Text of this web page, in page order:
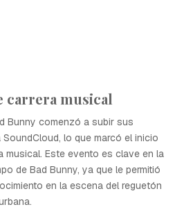
carrera musical
Bunny comenzó a subir sus
lo que marcó el inicio
musical. Este evento es clave en la
de Bad Bunny, ya que le permitió
en la escena del reguetón